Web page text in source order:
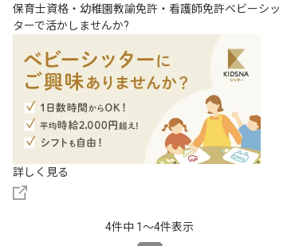
保育士資格・幼稚園教諭免許・看護師免許ベビーシッ
ターで活かしませんか?
詳しく見る
4件中 1〜4件表示